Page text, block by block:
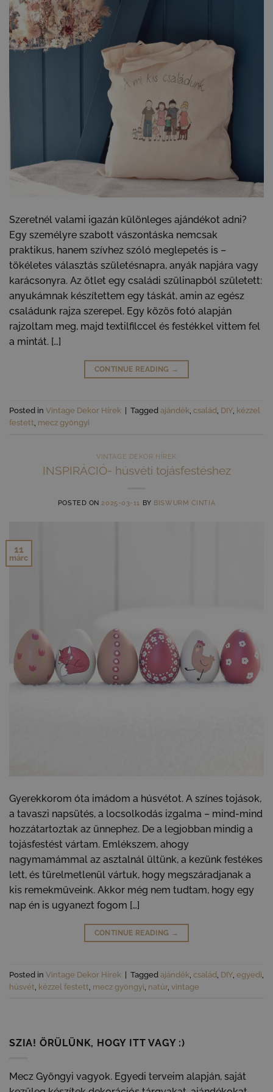
Szeretnél valami igazán különleges ajándékot adni?
Egy személyre szabott vászontáska nemcsak
praktikus, hanem szívhez szóló meglepetés is –
tökéletes választás születésnapra, anyák napjára vagy
karácsonyra. Az ötlet egy családi szülinapból született:
anyukámnak készítettem egy táskát, amin az egész
családunk rajza szerepel. Egy közös fotó alapján
rajzoltam meg, majd textilfilccel és festékkel vittem fel
a mintát. […]
CONTINUE READING →
Posted in Vintage Dekor Hírek Tagged ajándék család DIY kézzel
festett mecz gyöngyi
VINTAGE DEKOR HÍREK
INSPIRÁCIÓ- húsvéti tojásfestéshez
POSTED ON2025-03-11 BY BISWURM CINTIA
11
márc
Gyerekkorom óta imádom a húsvétot. A színes tojások,
a tavaszi napsütés, a locsolkodás izgalma – mind-mind
hozzátartoztak az ünnephez. De a legjobban mindig a
tojásfestést vártam. Emlékszem, ahogy
nagymamámmal az asztalnál ültünk, a kezünk festékes
lett, és türelmetlenül vártuk, hogy megszáradjanak a
kis remekműveink. Akkor még nem tudtam, hogy egy
nap én is ugyanezt fogom […]
CONTINUE READING →
Posted in Vintage Dekor Hírek | Tagged ajándék család DIY egyedi
húsvét kézzel festett mecz gyöngyi natúr, vintage
SZIA! ÖRÜLÜNK, HOGY ITT VAGY :)
Mecz Gyöngyi vagyok. Egyedi terveim alapján, saját